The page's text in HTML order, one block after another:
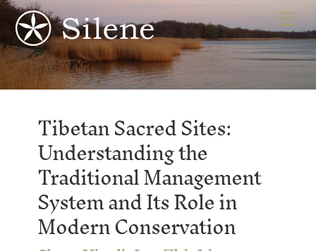
Skip
to
content
Tibetan Sacred Sites:
Understanding the
Traditional Management
System and Its Role in
Modern Conservation